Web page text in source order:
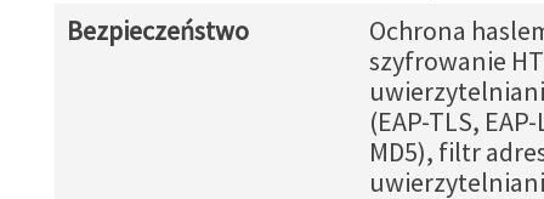
Bezpieczeństwo
Ochrona
szyfrowanie
(EAP-TLS,
MD5), filtr